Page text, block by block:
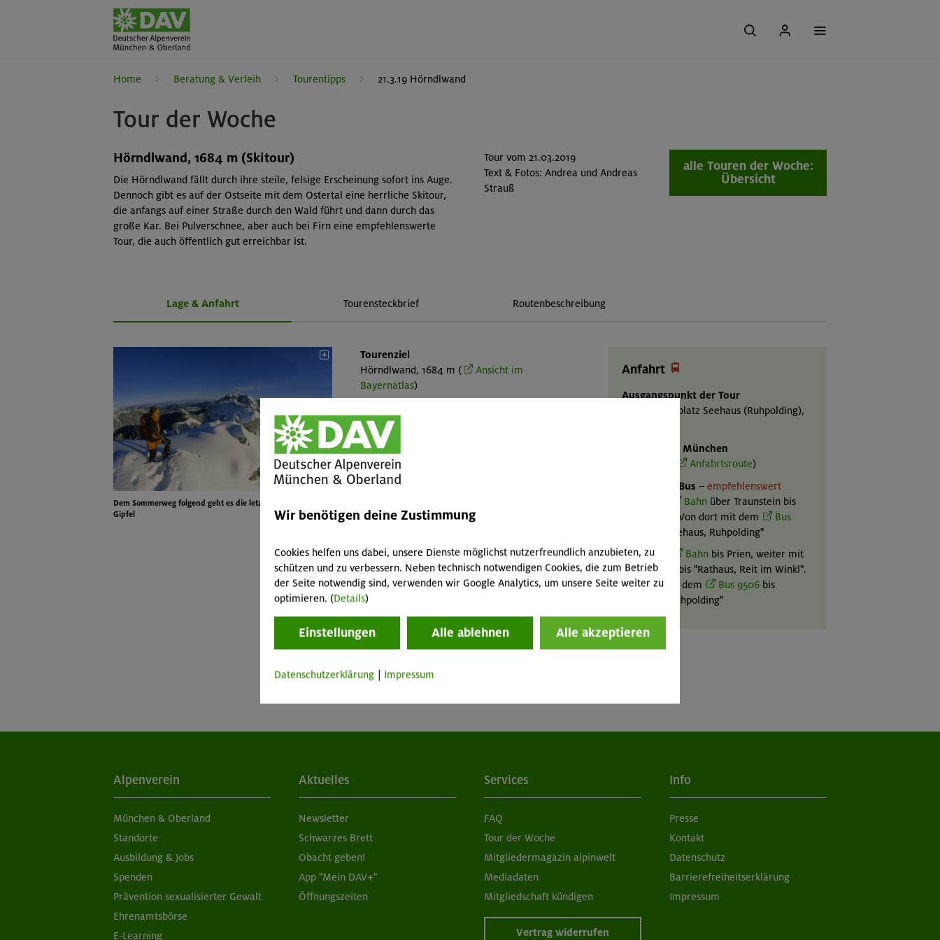
Home Beratung & Verleih Tourentipps 21.3.19 Hörndlwand
Tour der Woche
Hörndlwand, 1684 m (Skitour)
Die Hörndlwand fällt durch ihre steile, felsige Erscheinung sofort ins Auge.
Dennoch gibt es auf der Ostseite mit dem Ostertal eine herrliche Skitour,
die anfangs auf einer Straße durch den Wald führt und dann durch das
große Kar. Bei Pulverschnee, aber auch bei Firn eine empfehlenswerte
Tour, die auch öffentlich gut erreichbar ist.
Tour vom 21.03.2019
Text & Fotos: Andrea und Andreas
Strauß
alle Touren der Woche:
Übersicht
Lage & Anfahrt Tourensteckbrief Routenbeschreibung
Dem Sommerweg folgend geht es die letzten Meter zum
Gipfel
Tourenziel
Hörndlwand, 1684 m (
Ansicht im
Bayernatlas)
Chiemgauer Alpen
Talort
Ruhpolding, 656 m
Karte
Hochgern, Hochfelln", 1:25 000
hoerndlwand.gpx
Anfahrt 
Ausgangspunkt der Tour
Wanderparkplatz Seehaus (Ruhpolding),
Mit Auto ab München
Anfahrtsroute)
Mit Bahn & Bus –empfehlenswert
Bahnüber Traunstein bis
Ruhpolding. Von dort mit dem
Bus
bis "Seehaus, Ruhpolding"
Variante 2
Bahnbis Prien, weiter mit
Bus 9505
bis "Rathaus, Reit im Winkl".
Von dort mit dem
Bus 9506bis
"Seehaus, Ruhpolding"
Alpenverein
München & Oberland
Standorte
Ausbildung & Jobs
Spenden
Prävention sexualisierter Gewalt
Ehrenamtsbörse
E-Learning
Aktuelles
Newsletter
Schwarzes Brett
Obacht geben!
App "Mein DAV+"
Öffnungszeiten
Services
FAQ
Tour der Woche
Mitgliedermagazin alpinwelt
Mediadaten
Mitgliedschaft kündigen
Vertrag widerrufen
Info
Presse
Kontakt
Datenschutz
Barrierefreiheitserklärung
Impressum
Wir benötigen deine Zustimmung
Cookies helfen uns dabei, unsere Dienste möglichst nutzerfreundlich anzubieten, zu
schützen und zu verbessern. Neben technisch notwendigen Cookies, die zum Betrieb
der Seite notwendig sind, verwenden wir Google Analytics, um unsere Seite weiter zu
optimieren. (Details)
Einstellungen Alle ablehnen Alle akzeptieren
Datenschutzerklärung | Impressum